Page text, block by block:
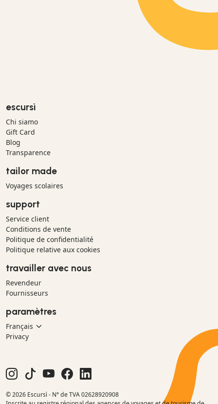
escursì
Chi siamo
Gift Card
Blog
Transparence
tailor made
Voyages scolaires
support
Service client
Conditions de vente
Politique de confidentialité
Politique relative aux cookies
travailler avec nous
Revendeur
Fournisseurs
paramètres
Privacy
© 2026 Escursì - N° de TVA 02628920908